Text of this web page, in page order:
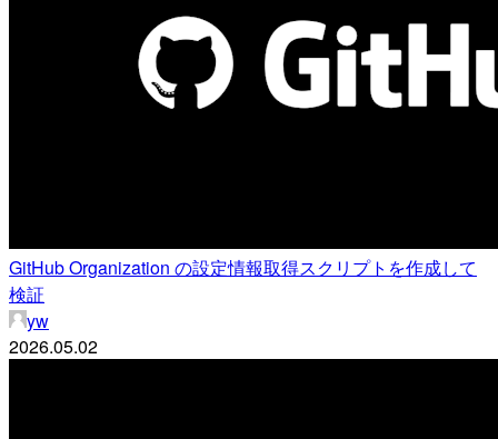
GitHub Organization の設定情報取得スクリプトを作成して
検証
yw
2026.05.02